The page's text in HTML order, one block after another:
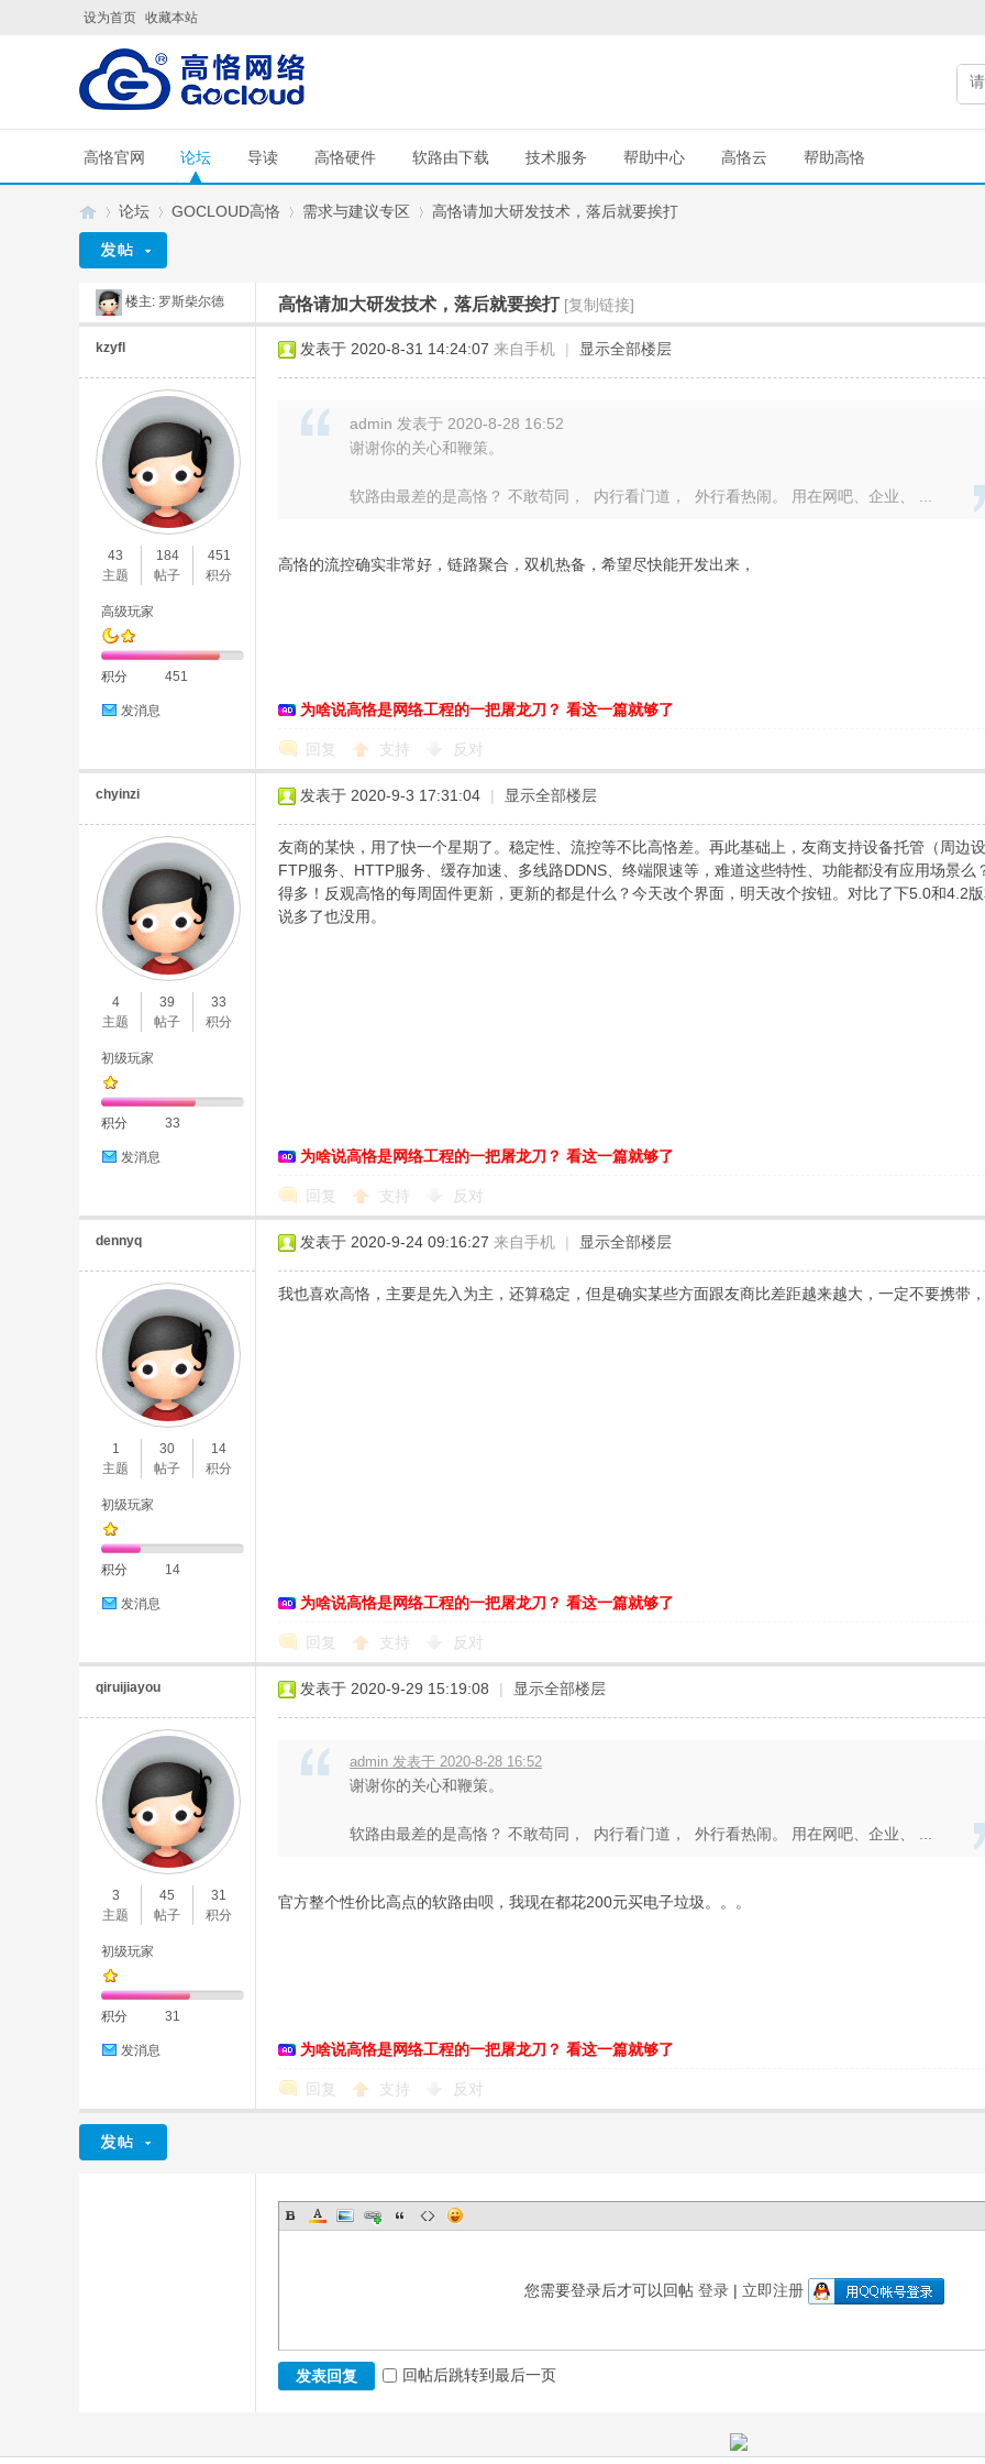
设为首页 收藏本站
高恪官网 论坛 导读 高恪硬件 软路由下载 技术服务 帮助中心 高恪云 帮助高恪
»
论坛
›
GOCLOUD高恪
›
需求与建议专区
›
高恪请加大研发技术，落后就要挨打
楼主: 罗斯柴尔德 高恪请加大研发技术，落后就要挨打 [复制链接]
kzyfl
43
主题
184
帖子
451
积分
高级玩家
积分 451
发消息
发表于 2020-8-31 14:24:07 来自手机 | 显示全部楼层
admin 发表于 2020-8-28 16:52
谢谢你的关心和鞭策。
软路由最差的是高恪？ 不敢苟同， 内行看门道， 外行看热闹。 用在网吧、企业、 ...
高恪的流控确实非常好，链路聚合，双机热备，希望尽快能开发出来，
为啥说高恪是网络工程的一把屠龙刀？ 看这一篇就够了
回复 支持 反对
chyinzi
4
主题
39
帖子
33
积分
初级玩家
积分 33
发消息
发表于 2020-9-3 17:31:04 | 显示全部楼层
友商的某快，用了快一个星期了。稳定性、流控等不比高恪差。再此基础上，友商支持设备托管（周边
FTP服务、HTTP服务、缓存加速、多线路DDNS、终端限速等，难道这些特性、功能都没有应用场景
得多！反观高恪的每周固件更新，更新的都是什么？今天改个界面，明天改个按钮。对比了下5.0和4.2
说多了也没用。
为啥说高恪是网络工程的一把屠龙刀？ 看这一篇就够了
回复 支持 反对
dennyq
1
主题
30
帖子
14
积分
初级玩家
积分 14
发消息
发表于 2020-9-24 09:16:27 来自手机 | 显示全部楼层
我也喜欢高恪，主要是先入为主，还算稳定，但是确实某些方面跟友商比差距越来越大，一定不要携带
为啥说高恪是网络工程的一把屠龙刀？ 看这一篇就够了
回复 支持 反对
qiruijiayou
3
主题
45
帖子
31
积分
初级玩家
积分 31
发消息
发表于 2020-9-29 15:19:08 | 显示全部楼层
admin 发表于 2020-8-28 16:52
谢谢你的关心和鞭策。
软路由最差的是高恪？ 不敢苟同， 内行看门道， 外行看热闹。 用在网吧、企业、 ...
官方整个性价比高点的软路由呗，我现在都花200元买电子垃圾。。。
为啥说高恪是网络工程的一把屠龙刀？ 看这一篇就够了
回复 支持 反对
您需要登录后才可以回帖 登录| 立即注册
发表回复 回帖后跳转到最后一页